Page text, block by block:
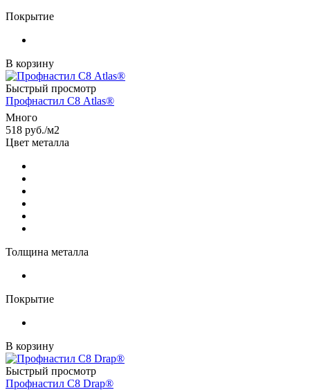
Покрытие
В корзину
Быстрый просмотр
Профнастил С8 Atlas®
Много
518 руб./м2
Цвет металла
Толщина металла
Покрытие
В корзину
Быстрый просмотр
Профнастил С8 Drap®